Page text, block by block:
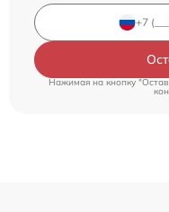
Нажимая на кнопку